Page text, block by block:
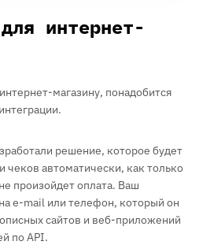
интернет-
магазину, понадобится
решение, которое будет
чеков автоматически, как только
произойдет оплата. Ваш
e-mail или телефон, который он
сайтов и веб-приложений
по API.